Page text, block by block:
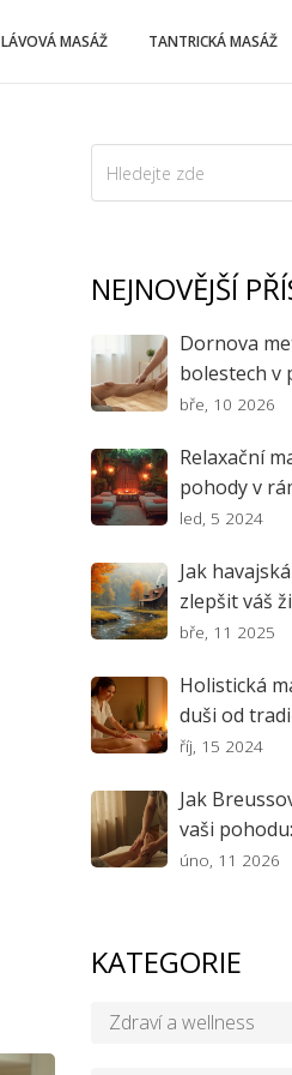
LÁVOVÁ MASÁŽ TANTRICKÁ MASÁŽ
NEJNOVĚJŠÍ
Dornova
bolestech v
bře, 10 2026
Relaxační
pohody v
led, 5 2024
Jak
zlepšit váš
bře, 11 2025
Holistická
duši od
říj, 15 2024
Jak
vaši
úno, 11 2026
KATEGORIE
Zdraví a wellness